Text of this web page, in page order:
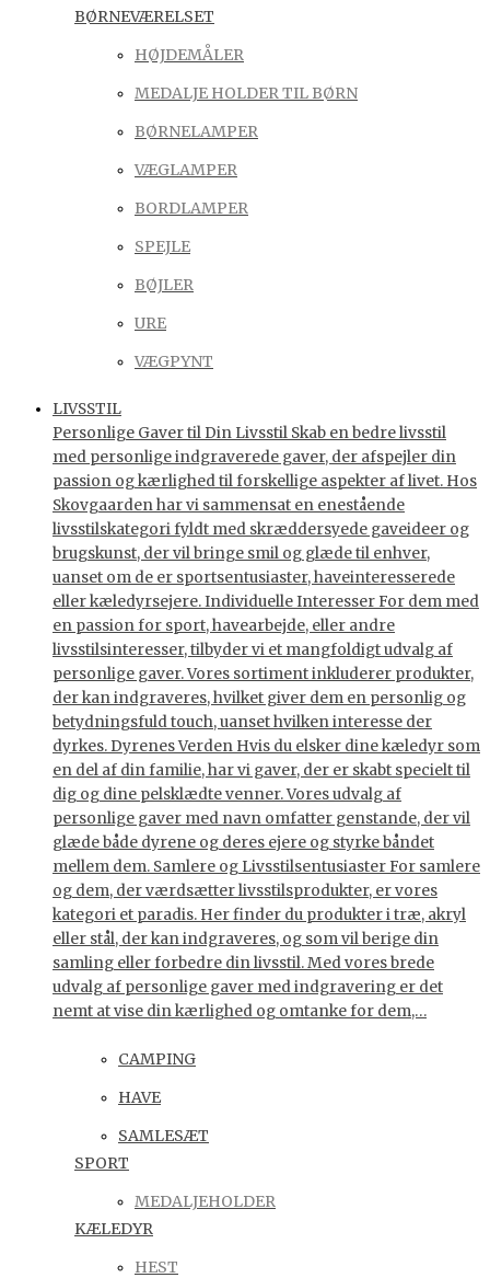
BØRNEVÆRELSET
HØJDEMÅLER
MEDALJE HOLDER TIL BØRN
BØRNELAMPER
VÆGLAMPER
BORDLAMPER
SPEJLE
BØJLER
URE
VÆGPYNT
LIVSSTIL
Personlige Gaver til Din Livsstil Skab en bedre livsstil
med personlige indgraverede gaver, der afspejler din
passion og kærlighed til forskellige aspekter af livet. Hos
Skovgaarden har vi sammensat en enestående
livsstilskategori fyldt med skræddersyede gaveideer og
brugskunst, der vil bringe smil og glæde til enhver,
uanset om de er sportsentusiaster, haveinteresserede
eller kæledyrsejere. Individuelle Interesser For dem med
en passion for sport, havearbejde, eller andre
livsstilsinteresser, tilbyder vi et mangfoldigt udvalg af
personlige gaver. Vores sortiment inkluderer produkter,
der kan indgraveres, hvilket giver dem en personlig og
betydningsfuld touch, uanset hvilken interesse der
dyrkes. Dyrenes Verden Hvis du elsker dine kæledyr som
en del af din familie, har vi gaver, der er skabt specielt til
dig og dine pelsklædte venner. Vores udvalg af
personlige gaver med navn omfatter genstande, der vil
glæde både dyrene og deres ejere og styrke båndet
mellem dem. Samlere og Livsstilsentusiaster For samlere
og dem, der værdsætter livsstilsprodukter, er vores
kategori et paradis. Her finder du produkter i træ, akryl
eller stål, der kan indgraveres, og som vil berige din
samling eller forbedre din livsstil. Med vores brede
udvalg af personlige gaver med indgravering er det
nemt at vise din kærlighed og omtanke for dem,…
CAMPING
HAVE
SAMLESÆT
SPORT
MEDALJEHOLDER
KÆLEDYR
HEST